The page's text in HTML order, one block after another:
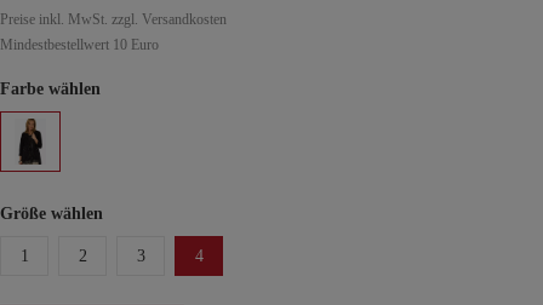
Preise inkl. MwSt. zzgl. Versandkosten
Mindestbestellwert 10 Euro
Farbe wählen
Größe wählen
1 2 3 4